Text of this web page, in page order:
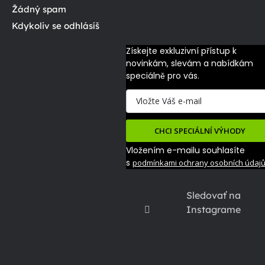
Sledovať na
Instagrame
Žádný spam
Kdykoliv se odhlásíš
Získejte exkluzivní přístup k
novinkám, slevám a nabídkám
speciálně pro vás.
CHCI SPECIÁLNÍ VÝHODY
Vložením e-mailu souhlasíte
s podmínkami ochrany osobních údajů